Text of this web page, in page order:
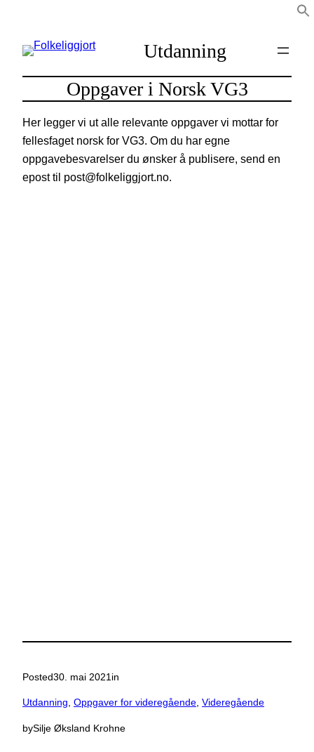
innhold
Utdanning
Oppgaver i Norsk VG3
Her legger vi ut alle relevante oppgaver vi mottar for
fellesfaget norsk for VG3. Om du har egne
oppgavebesvarelser du ønsker å publisere, send en
epost til post@folkeliggjort.no.
Posted30. mai 2021 in
Utdanning, Oppgaver for videregående, Videregående
bySilje Øksland Krohne